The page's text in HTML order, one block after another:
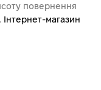
повернення
Інтернет-магазин